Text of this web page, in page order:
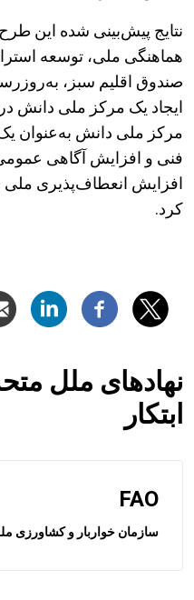
نتایج پیش‌بینی شده این
هماهنگی ملی، توسعه
صندوق اقلیم سبز،
ایجاد یک مرکز ملی دانش در
مرکز ملی دانش به‌عنوان یک
فنی و افزایش آگاهی
افزایش انعطاف‌پذیری ملی
کرد.
نهادهای ملل
ابتکار
FAO
سازمان خواربار و کشاورزی